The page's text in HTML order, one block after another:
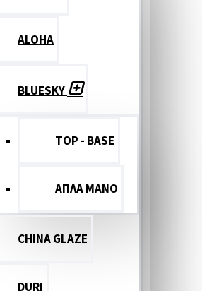
ALOHA
BLUESKY
TOP - BASE
ΑΠΛΑ ΜΑΝΟ
CHINA GLAZE
DURI